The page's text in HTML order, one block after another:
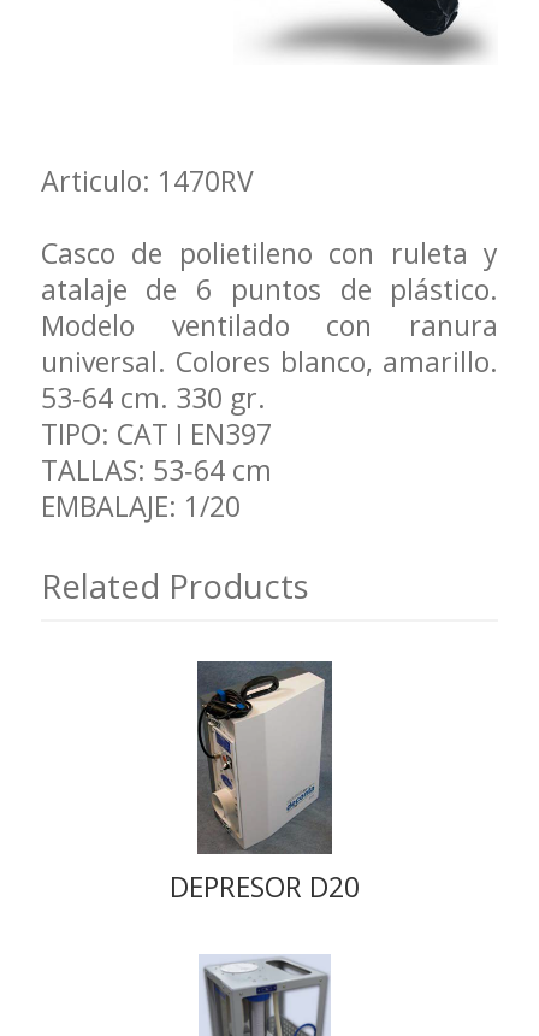
Articulo: 1470RV
Casco de polietileno con ruleta y
atalaje de 6 puntos de plástico.
Modelo ventilado con ranura
universal. Colores blanco, amarillo.
53‐64 cm. 330 gr.
TIPO: CAT I EN397
TALLAS: 53‐64 cm
EMBALAJE: 1/20
Related Products
DEPRESOR D20